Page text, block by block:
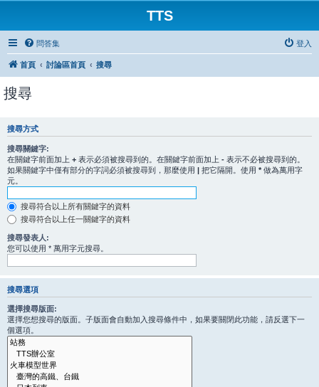
TTS
問答集 登入
首頁 討論區首頁 搜尋
搜尋
搜尋方式
搜尋關鍵字:
在關鍵字前面加上 + 表示必須被搜尋到的。在關鍵字前面加上 - 表示不必被搜尋到的。
如果關鍵字中僅有部分的字詞必須被搜尋到，那麼使用 | 把它隔開。使用 * 做為萬用字
元。
搜尋符合以上所有關鍵字的資料
搜尋符合以上任一關鍵字的資料
搜尋發表人:
您可以使用 * 萬用字元搜尋。
搜尋選項
選擇搜尋版面:
選擇您想搜尋的版面。子版面會自動加入搜尋條件中，如果要關閉此功能，請反選下一
個選項。